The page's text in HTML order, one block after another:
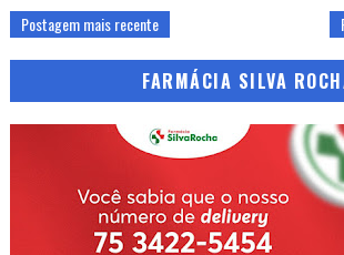
Postagem mais recente
FARMÁCIA SILVA